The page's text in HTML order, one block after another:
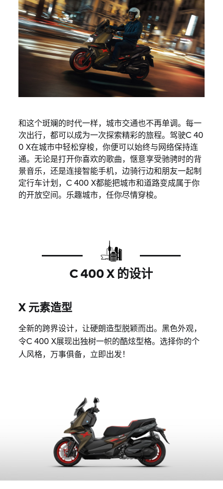
和这个斑斓的时代一样，城市交通也不再单调。每一
次出行，都可以成为一次探索精彩的旅程。驾驶C 40
0 X在城市中轻松穿梭，你便可以始终与网络保持连
通。无论是打开你喜欢的歌曲，惬意享受驰骋时的背
景音乐，还是连接智能手机，边骑行边和朋友一起制
定行车计划，C 400 X都能把城市和道路变成属于你
的开放空间。乐趣城市，任你尽情穿梭。
C 400 X 的设计
X 元素造型
全新的跨界设计，让硬朗造型脱颖而出。黑色外观，
令C 400 X展现出独树一帜的酷炫型格。选择你的个
人风格，万事俱备，立即出发！